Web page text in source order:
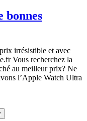
bonnes
irrésistible et avec
Vous recherchez la
au meilleur prix? Ne
l’Apple Watch Ultra